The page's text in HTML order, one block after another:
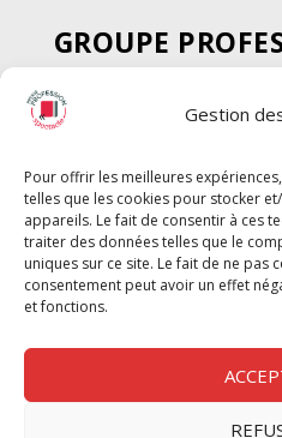
Gestion
Pour offrir les meilleures
telles que les cookies pour stocker
appareils. Le fait de consentir à ces
traiter des données telles que le
uniques sur ce site. Le fait de ne pas
consentement peut avoir un effet
et fonctions.
GROUPE
SPECTACLE
Chèque Intermittents
Chèque Compta
Chèque Emploi
G-Pods
Profession Audio-visuel